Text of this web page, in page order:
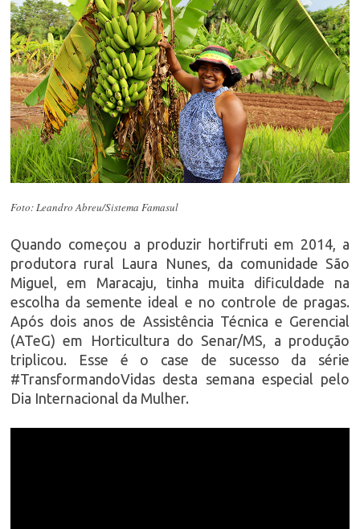
Foto: Leandro Abreu/Sistema Famasul
Quando começou a produzir hortifruti em 2014, a
produtora rural Laura Nunes, da comunidade São
Miguel, em Maracaju, tinha muita dificuldade na
escolha da semente ideal e no controle de pragas.
Após dois anos de Assistência Técnica e Gerencial
(ATeG) em Horticultura do Senar/MS, a produção
triplicou. Esse é o case de sucesso da série
#TransformandoVidas desta semana especial pelo
Dia Internacional da Mulher.